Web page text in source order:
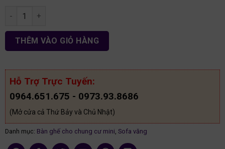
Sofa văng 2m00 gỗ sồi nga SF28 số lượng
THÊM VÀO GIỎ HÀNG
Hỗ Trợ Trực Tuyến:
0964.651.675 - 0973.93.8686
(Mở cửa cả Thứ Bảy và Chủ Nhật)
Danh mục: Bàn ghế cho chung cư mini, Sofa văng